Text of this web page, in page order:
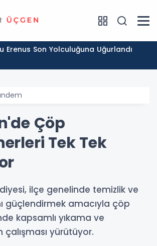
Erenus Son Yolculuğuna Uğurlandı
Çöp
Tek Tek
ilçe genelinde temizlik ve
güçlendirmek amacıyla çöp
kapsamlı yıkama ve
yürütüyor.